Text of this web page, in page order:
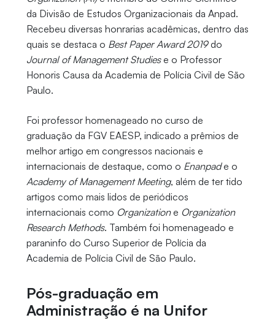
da Divisão de Estudos Organizacionais da Anpad.
Recebeu diversas honrarias acadêmicas, dentro das
quais se destaca o Best Paper Award 2019do
Journal of Management Studiese o Professor
Honoris Causa da Academia de Polícia Civil de São
Paulo.
Foi professor homenageado no curso de
graduação da FGV EAESP, indicado a prêmios de
melhor artigo em congressos nacionais e
internacionais de destaque, como o Enanpade o
Academy of Management Meeting, além de ter tido
artigos como mais lidos de periódicos
internacionais como Organizatione Organization
Research Methods. Também foi homenageado e
paraninfo do Curso Superior de Polícia da
Academia de Polícia Civil de São Paulo.
Pós-graduação em
Administração é na Unifor